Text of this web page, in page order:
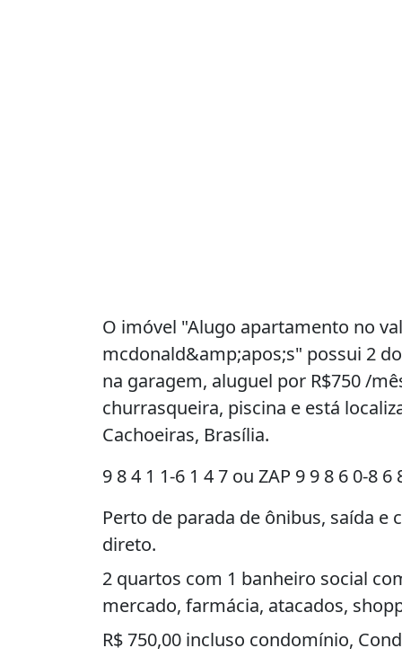
O imóvel "Alugo apartamento no
mcdonald&amp;apos;s" possui 2
na garagem, aluguel por R$750 /
churrasqueira, piscina e está
Cachoeiras, Brasília.
9 8 4 1 1-6 1 4 7 ou ZAP 9 9 8 6 0-8 6
Perto de parada de ônibus, saída e
direto.
2 quartos com 1 banheiro social
mercado, farmácia, atacados,
R$ 750,00 incluso condomínio,